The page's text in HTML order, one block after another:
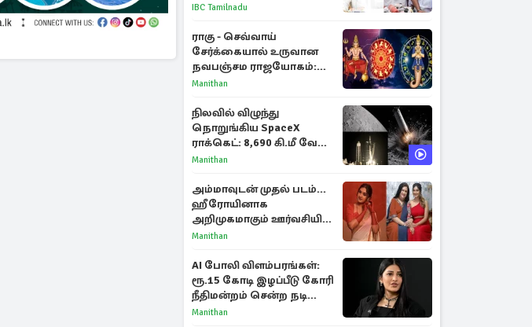
IBC Tamilnadu
ராகு - செவ்வாய்
சேர்க்கையால் உருவான
நவபஞ்சம ராஜயோகம்:
அதிர்ஷ்டம் பெறும் 3
Manithan
நிலவில் விழுந்து
நொறுங்கிய SpaceX
ராக்கெட்: 8,690 கி.மீ வேக
மோதலால் உருவான புதிய
Manithan
அம்மாவுடன் முதல் படம்...
ஹீரோயினாக
அறிமுகமாகும் ஊர்வசியின்
மகள் தேஜலட்சுமி!
Manithan
AI போலி விளம்பரங்கள்:
ரூ.15 கோடி இழப்பீடு கோரி
நீதிமன்றம் சென்ற நடிகை
ஸ்ருதி ஹாசன்!
Manithan